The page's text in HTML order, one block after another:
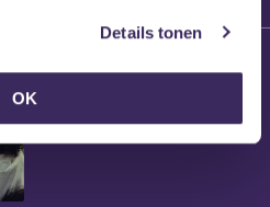
Details tonen
OKWillem’s Blog: Ão